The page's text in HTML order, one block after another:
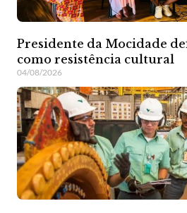
Presidente da Mocidade
como resistência cultural
04/08/2026